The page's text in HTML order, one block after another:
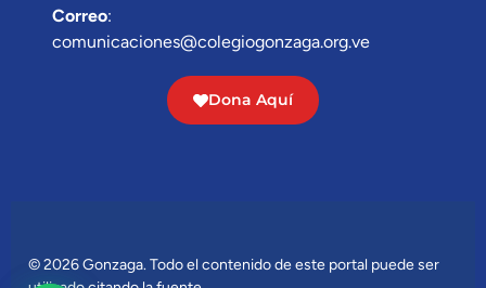
Correo:
comunicaciones@colegiogonzaga.org.ve
Dona Aquí
© 2026 Gonzaga. Todo el contenido de este portal puede ser